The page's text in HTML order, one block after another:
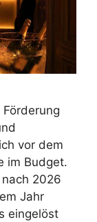
vor dem
im Budget.
2026
Jahr
eingelöst